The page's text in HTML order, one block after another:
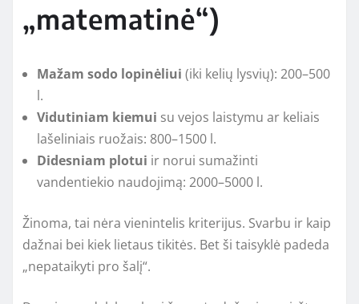
„matematinė“)
Mažam sodo lopinėliui (iki kelių lysvių): 200–500
l.
Vidutiniam kiemui su vejos laistymu ar keliais
lašeliniais ruožais: 800–1500 l.
Didesniam plotui ir norui sumažinti
vandentiekio naudojimą: 2000–5000 l.
Žinoma, tai nėra vienintelis kriterijus. Svarbu ir kaip
dažnai bei kiek lietaus tikitės. Bet ši taisyklė padeda
„nepataikyti pro šalį“.